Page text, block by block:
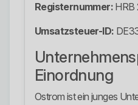
Registernummer: HRB
Umsatzsteuer-ID:
Einordnung
Ostrom ist ein junges